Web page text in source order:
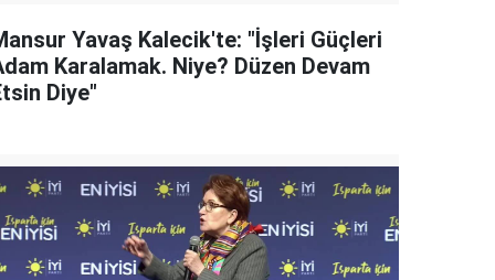
Yavaş Kalecik'te: "İşleri Güçleri
Karalamak. Niye? Düzen Devam
Diye"